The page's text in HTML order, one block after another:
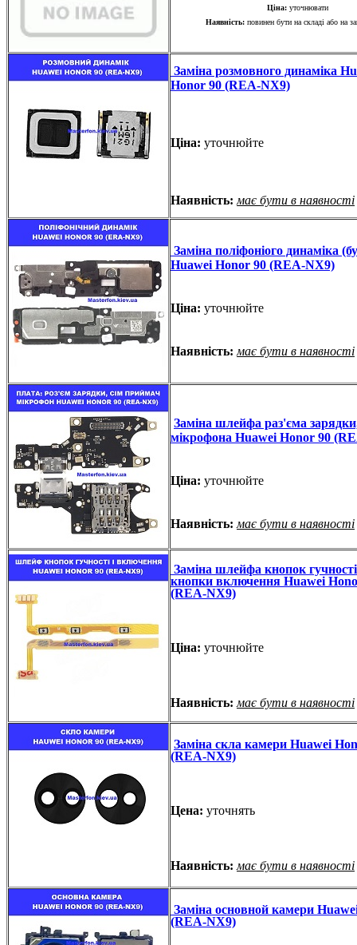
Ціна: уточнювати
Наявність:повинен бути на складі або на
Заміна розмовного динаміка
Honor 90 (REA-NX9)
Ціна: уточнюйте
Наявність: має бути в наявності
Заміна поліфоніого динаміка
Huawei Honor 90 (REA-NX9)
Ціна: уточнюйте
Наявність: має бути в наявності
Заміна шлейфа раз'єма
мікрофона Huawei Honor 90
Ціна: уточнюйте
Наявність: має бути в наявності
Заміна шлейфа кнопок
кнопки включення Huawei
(REA-NX9)
Ціна: уточнюйте
Наявність: має бути в наявності
Заміна скла камери Huawei
(REA-NX9)
Цена: уточнять
Наявність: має бути в наявності
Заміна основной камери
(REA-NX9)